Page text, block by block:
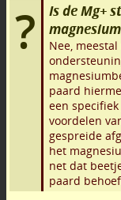
Is de Mg+
Nee,
paard
een specifiek
voordelen
gespreide
het
net dat
paard